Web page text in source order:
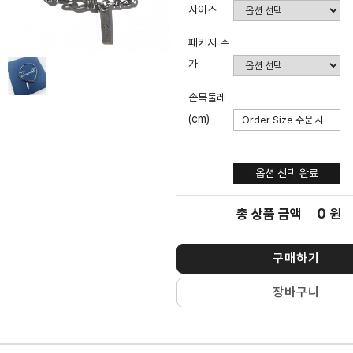
사이즈
패키지 추
가
손목둘레
(cm)
옵션 선택 완료
총 상품 금액 0 원
구매하기
장바구니